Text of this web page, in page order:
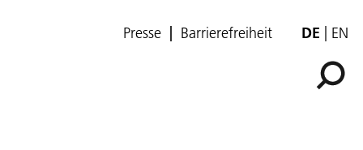
Presse Barrierefreiheit DE EN